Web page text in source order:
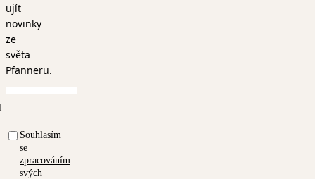
ujít
novinky
ze
světa
Pfanneru.
Souhlasím
se
zpracováním
svých